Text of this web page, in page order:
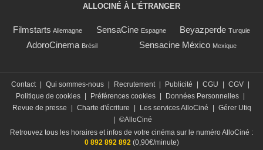
ALLOCINÉ À L'ÉTRANGER
Filmstarts Allemagne SensaCine Espagne Beyazperde Turquie
AdoroCinema Brésil Sensacine México Mexique
Contact Qui sommes-nous Recrutement Publicité CGU CGV
Politique de cookies
Préférences cookies Données Personnelles
Revue de presse
Charte d'écriture Les services AlloCiné
Gérer Utiq
©AlloCiné
Retrouvez tous les horaires et infos de votre cinéma sur le numéro AlloCiné :
0 892 892 892(0,90€/minute)